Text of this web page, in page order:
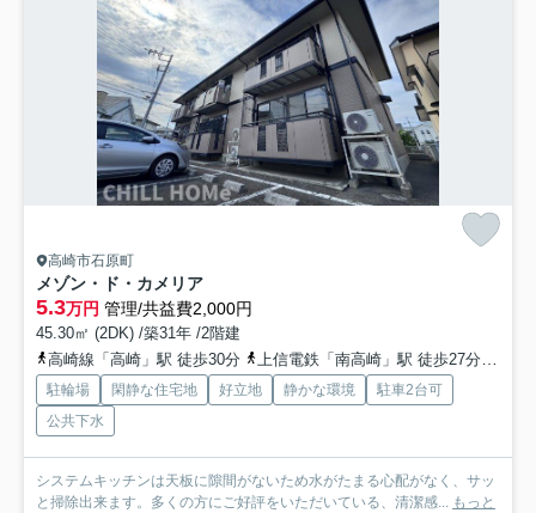
高崎市石原町
メゾン・ド・カメリア
5.3万円 管理/共益費2,000円
45.30㎡ (2DK) /築31年 /2階建
高崎線「高崎」駅 徒歩30分
上信電鉄「南高崎」駅 徒歩27分
駐輪場 閑静な住宅地 好立地 静かな環境
駐車2台可
公共下水
システムキッチンは天板に隙間がないため水がたまる心配がなく、サッ
と掃除出来ます。多くの方にご好評をいただいている、清潔感... もっと